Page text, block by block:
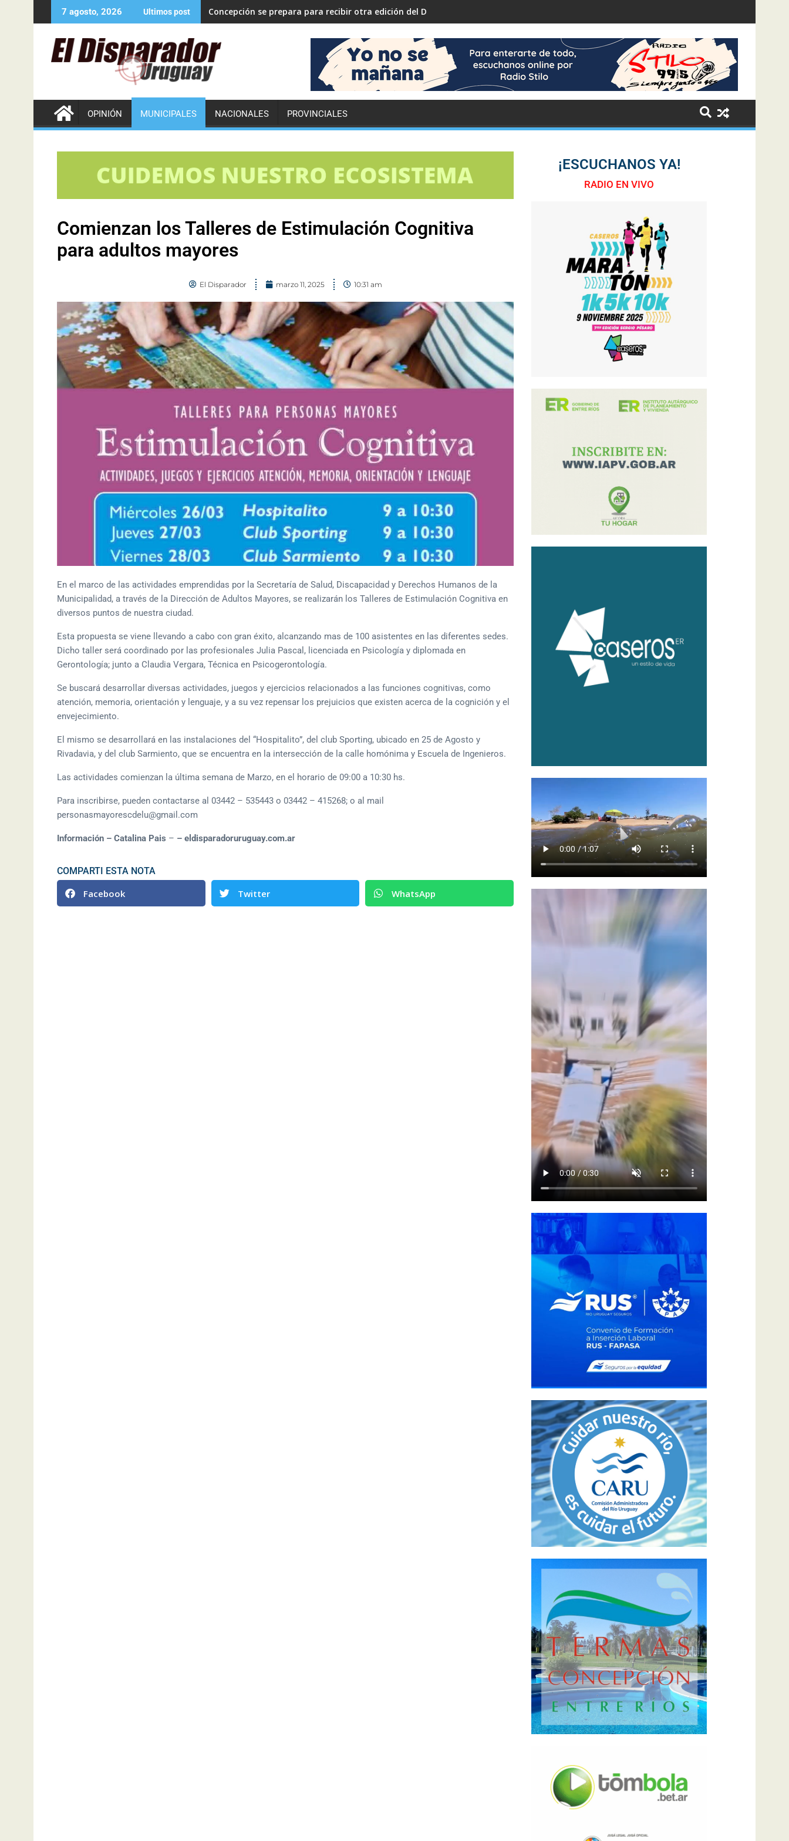
7 agosto, 2026 Ultimos post Concepción se prepara para recibir otra edición del Desafío ECO YPF
OPINIÓN MUNICIPALES NACIONALES PROVINCIALES
Comienzan los Talleres de Estimulación Cognitiva
para adultos mayores
El Disparador marzo 11, 2025 10:31 am
En el marco de las actividades emprendidas por la Secretaría de Salud, Discapacidad y Derechos Humanos de la
Municipalidad, a través de la Dirección de Adultos Mayores, se realizarán los Talleres de Estimulación Cognitiva en
diversos puntos de nuestra ciudad.
Esta propuesta se viene llevando a cabo con gran éxito, alcanzando mas de 100 asistentes en las diferentes sedes.
Dicho taller será coordinado por las profesionales Julia Pascal, licenciada en Psicología y diplomada en
Gerontología; junto a Claudia Vergara, Técnica en Psicogerontología.
Se buscará desarrollar diversas actividades, juegos y ejercicios relacionados a las funciones cognitivas, como
atención, memoria, orientación y lenguaje, y a su vez repensar los prejuicios que existen acerca de la cognición y el
envejecimiento.
El mismo se desarrollará en las instalaciones del “Hospitalito”, del club Sporting, ubicado en 25 de Agosto y
Rivadavia, y del club Sarmiento, que se encuentra en la intersección de la calle homónima y Escuela de Ingenieros.
Las actividades comienzan la última semana de Marzo, en el horario de 09:00 a 10:30 hs.
Para inscribirse, pueden contactarse al 03442 – 535443 o 03442 – 415268; o al mail
personasmayorescdelu@gmail.com
Información – Catalina Pais – – eldisparadoruruguay.com.ar
COMPARTI ESTA NOTA
Facebook Twitter WhatsApp
¡ESCUCHANOS YA!
RADIO EN VIVO